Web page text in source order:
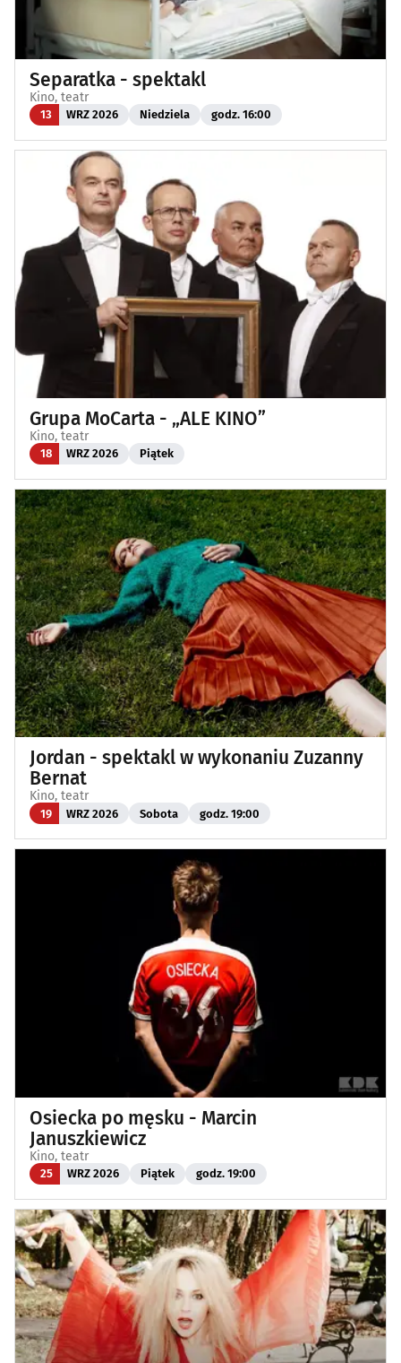
Separatka - spektakl
Kino, teatr
13 WRZ 2026 Niedziela godz. 16:00
Grupa MoCarta - „ALE KINO”
Kino, teatr
18 WRZ 2026 Piątek
Jordan - spektakl w wykonaniu Zuzanny
Bernat
Kino, teatr
19 WRZ 2026 Sobota godz. 19:00
Osiecka po męsku - Marcin
Januszkiewicz
Kino, teatr
25 WRZ 2026 Piątek godz. 19:00